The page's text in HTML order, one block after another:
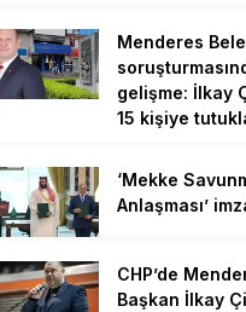
Menderes
gelişme: İlkay
15 kişiye
‘Mekke
Anlaşması’
CHP’de
Başkan İlkay